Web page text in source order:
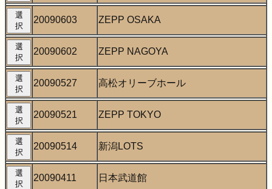
選
択
20090603 ZEPP OSAKA
選
択
20090602 ZEPP NAGOYA
選
択
20090527 高松オリーブホール
選
択
20090521 ZEPP TOKYO
選
択
20090514 新潟LOTS
選
択
20090411 日本武道館